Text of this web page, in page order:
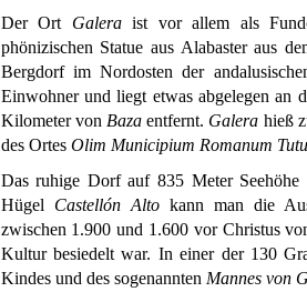
Der Ort Galeraist vor allem als
phönizischen Statue aus Alabaster aus
Bergdorf im Nordosten der
Einwohner und liegt etwas abgelegen an
Kilometer von Bazaentfernt. Galera hieß
des Ortes Olim Municipium Romanum
Das ruhige Dorf auf 835 Meter
Hügel Castellón Altokann man die
zwischen 1.900 und 1.600 vor Christus
Kultur besiedelt war. In einer der 130
Kindes und des sogenannten Mannes von